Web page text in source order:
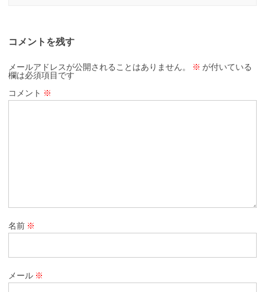
コメントを残す
メールアドレスが公開されることはありません。 ※ が付いている
欄は必須項目です
コメント ※
名前 ※
メール ※